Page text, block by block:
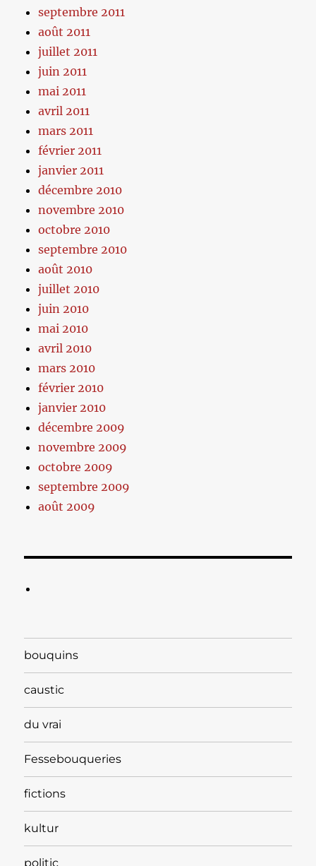
septembre 2011
août 2011
juillet 2011
juin 2011
mai 2011
avril 2011
mars 2011
février 2011
janvier 2011
décembre 2010
novembre 2010
octobre 2010
septembre 2010
août 2010
juillet 2010
juin 2010
mai 2010
avril 2010
mars 2010
février 2010
janvier 2010
décembre 2009
novembre 2009
octobre 2009
septembre 2009
août 2009
bouquins
caustic
du vrai
Fessebouqueries
fictions
kultur
politic